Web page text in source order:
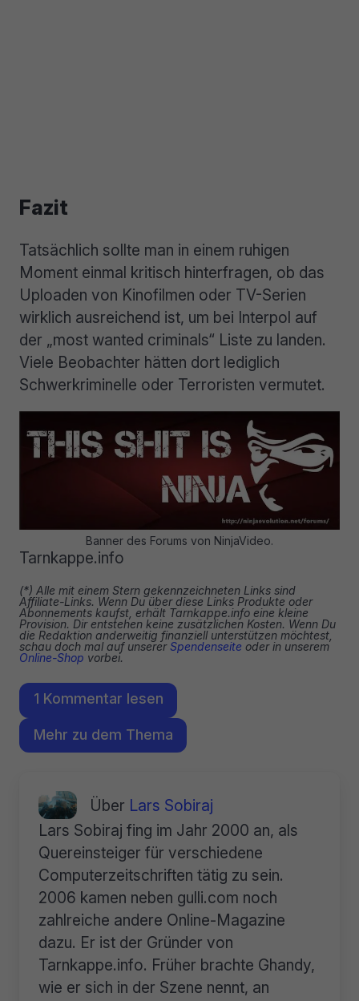
Fazit
Tatsächlich sollte man in einem ruhigen
Moment einmal kritisch hinterfragen, ob das
Uploaden von Kinofilmen oder TV-Serien
wirklich ausreichend ist, um bei Interpol auf
der „most wanted criminals“ Liste zu landen.
Viele Beobachter hätten dort lediglich
Schwerkriminelle oder Terroristen vermutet.
Banner des Forums von NinjaVideo.
Tarnkappe.info
(*) Alle mit einem Stern gekennzeichneten Links sind
Affiliate-Links. Wenn Du über diese Links Produkte oder
Abonnements kaufst, erhält Tarnkappe.info eine kleine
Provision. Dir entstehen keine zusätzlichen Kosten. Wenn Du
die Redaktion anderweitig finanziell unterstützen möchtest,
schau doch mal auf unsererSpendenseite oder in unserem
Online-Shop vorbei.
1 Kommentar lesen
Mehr zu dem Thema
Über Lars Sobiraj
Lars Sobiraj fing im Jahr 2000 an, als
Quereinsteiger für verschiedene
Computerzeitschriften tätig zu sein.
2006 kamen neben gulli.com noch
zahlreiche andere Online-Magazine
dazu. Er ist der Gründer von
Tarnkappe.info. Früher brachte Ghandy,
wie er sich in der Szene nennt, an